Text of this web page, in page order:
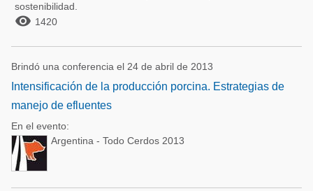
sostenibilidad.
 1420
Brindó una conferencia el 24 de abril de 2013
Intensificación de la producción porcina. Estrategias de
manejo de efluentes
En el evento:
Argentina - Todo Cerdos 2013